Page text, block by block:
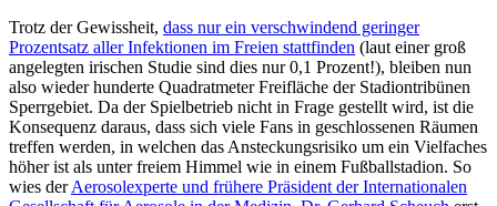
Trotz der Gewissheit, dass nur ein verschwindend geringer
Prozentsatz aller Infektionen im Freien stattfinden (laut einer groß
angelegten irischen Studie sind dies nur 0,1 Prozent!), bleiben nun
also wieder hunderte Quadratmeter Freifläche der Stadiontribünen
Sperrgebiet. Da der Spielbetrieb nicht in Frage gestellt wird, ist die
Konsequenz daraus, dass sich viele Fans in geschlossenen Räumen
treffen werden, in welchen das Ansteckungsrisiko um ein Vielfaches
höher ist als unter freiem Himmel wie in einem Fußballstadion. So
wies derAerosolexperte und frühere Präsident der Internationalen